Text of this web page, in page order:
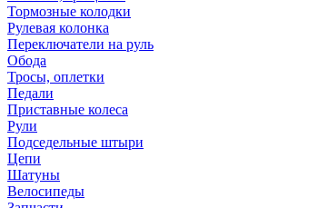
Тормозные колодки
Рулевая колонка
Переключатели на руль
Обода
Тросы, оплетки
Педали
Приставные колеса
Рули
Подседельные штыри
Цепи
Шатуны
Велосипеды